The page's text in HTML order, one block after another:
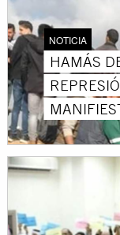
NOTICIA
HAMÁS